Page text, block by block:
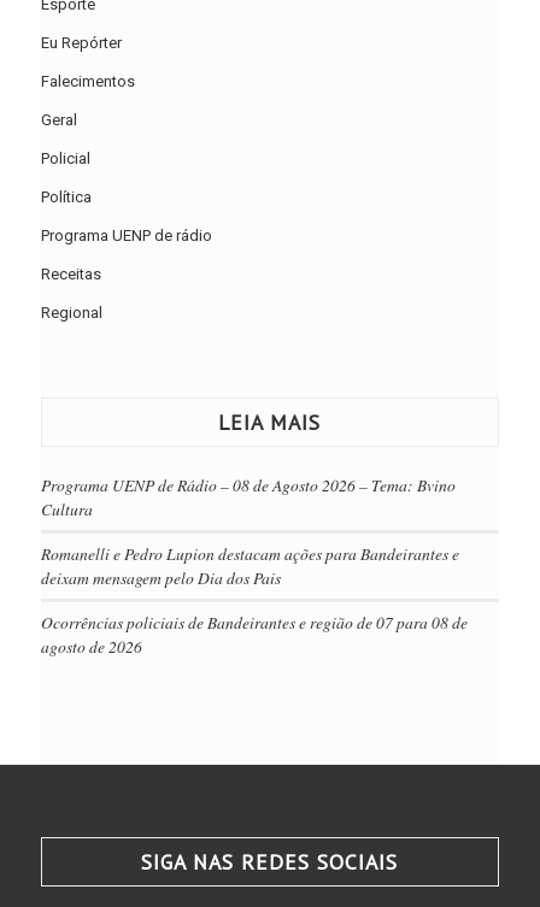
Esporte
Eu Repórter
Falecimentos
Geral
Policial
Política
Programa UENP de rádio
Receitas
Regional
LEIA MAIS
Programa UENP de Rádio – 08 de Agosto 2026 – Tema: Bvino
Cultura
Romanelli e Pedro Lupion destacam ações para Bandeirantes e
deixam mensagem pelo Dia dos Pais
Ocorrências policiais de Bandeirantes e região de 07 para 08 de
agosto de 2026
SIGA NAS REDES SOCIAIS